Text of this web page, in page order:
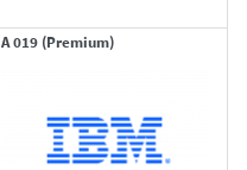
A 019 (Premium)